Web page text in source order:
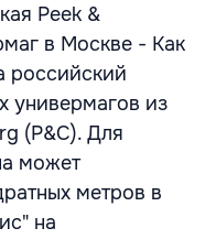
Peek &
в Москве - Как
российский
универмагов из
(P&C). Для
может
метров в
на